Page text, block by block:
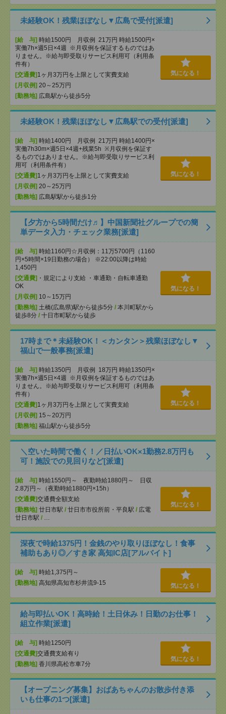
未経験OK！残業ほぼなし▼広島で受付[派遣]
[給 与] 時給1500円 月収例 21万円 時給1500円×
実働7h×週5日×4週 ※月収例を保証するものではあ
りません。※給与即受取りサービス利用可（利用条
件有）
[交通費]1ヶ月3万円を上限として実費支給
[月収例] 20～25万円
[勤務地] 広島駅から徒歩5分
気になる！
未経験OK！残業ほぼなし▼広島駅での受付[派遣]
[給 与] 時給1400円 月収例 21万円 時給1400円×
実働7h30m×週5日×4週+残業5h ※月収例を保証す
るものではありません。※給与即受取りサービス利
用可（利用条件有）
[交通費]1ヶ月3万円を上限として実費支給
[月収例] 20～25万円
[勤務地] 広島駅駅から徒歩1分
気になる！
【夕方から5時間だけ♬】中国新聞社グループでの簡
単データ入力・チェック業務[派遣]
[給 与] 時給1160円☆月収例：11万5700円（1160
円×5時間×19日勤務の場合） ※22:00以降は時給
1,450円
[交通費] ・規定により支給 ・車通勤・自転車通勤
OK
[月収例] 10～15万円
[勤務地] 土橋(広島県)駅から徒歩5分 / 本川町駅から
徒歩8分 / 十日市町駅から徒歩
気になる！
17時まで＊未経験OK！＜カンタン＞残業ほぼなし▼
福山で一般事務[派遣]
[給 与] 時給1350円 月収例 18万円 時給1350円×
実働7h×週5日×4週 ※月収例を保証するものではあ
りません。※給与即受取りサービス利用可（利用条
件有）
[交通費]1ヶ月3万円を上限として実費支給
[月収例] 15～20万円
[勤務地] 福山駅から徒歩5分
気になる！
＼空いた時間で働く！／日払いOK×1勤務2.8万円も
可！施設での見回りなど[派遣]
[給 与] 時給1550円～ 夜勤時給1880円～ 日収
2.8万円～（夜勤時給1880円×15h）
[交通費]交通費全額支給
[勤務地] 廿日市駅 / 廿日市市役所前・平良駅 / 広電
廿日市駅 / …
気になる！
深夜で時給1375円！金銭のやり取りほぼなし！食事
補助もあり◎／すき家 高知IC店[アルバイト]
[給 与] 時給1,375円～
[勤務地] 高知県高知市杉井流9-15 気になる！
給与即払いOK！高時給！土日休み！日勤のお仕事！
組立作業[派遣]
[給 与] 時給1250円
[交通費]交通費支給有り
[勤務地] 香川県高松市車7分
気になる！
【オープニング募集】おばあちゃんのお散歩付き添
いも仕事の1つ[派遣]